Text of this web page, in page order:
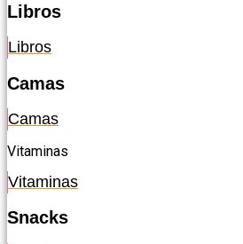
Libros
Libros
Camas
Camas
Vitaminas
Vitaminas
Snacks